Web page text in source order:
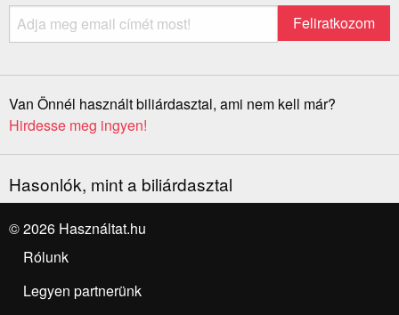
Van Önnél használt biliárdasztal, ami nem kell már?
Hirdesse meg ingyen!
Hasonlók, mint a biliárdasztal
© 2026 Használtat.hu
Rólunk
Legyen partnerünk